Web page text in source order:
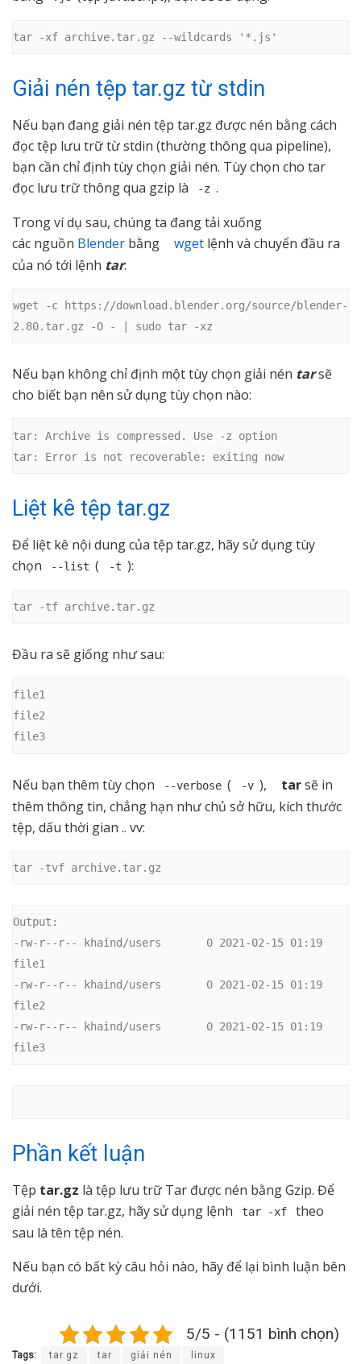
tar -xf archive.tar.gz --wildcards '*.js'
Giải nén tệp tar.gz từ stdin
Nếu bạn đang giải nén tệp tar.gz được nén bằng cách
đọc tệp lưu trữ từ stdin (thường thông qua pipeline),
bạn cần chỉ định tùy chọn giải nén. Tùy chọn cho tar
đọc lưu trữ thông qua gzip là
-z .
Trong ví dụ sau, chúng ta đang tải xuống
các nguồn Blender bằng wget lệnh và chuyển đầu ra
của nó tới lệnh tar:
wget -c https://download.blender.org/source/blender-
2.80.tar.gz -O - | sudo tar -xz
Nếu bạn không chỉ định một tùy chọn giải nén tarsẽ
cho biết bạn nên sử dụng tùy chọn nào:
tar: Archive is compressed. Use -z option
tar: Error is not recoverable: exiting now
Liệt kê tệp tar.gz
Để liệt kê nội dung của tệp tar.gz, hãy sử dụng tùy
chọn
--list ( -t ):
tar -tf archive.tar.gz
Đầu ra sẽ giống như sau:
file1
file2
file3
Nếu bạn thêm tùy chọn --verbose ( -v ), tarsẽ in
thêm thông tin, chẳng hạn như chủ sở hữu, kích thước
tệp, dấu thời gian .. vv:
tar -tvf archive.tar.gz
Output:
-rw-r--r-- khaind/users       0 2021-02-15 01:19
file1
-rw-r--r-- khaind/users       0 2021-02-15 01:19
file2
-rw-r--r-- khaind/users       0 2021-02-15 01:19
file3
Phần kết luận
Tệp tar.gz là tệp lưu trữ Tar được nén bằng Gzip. Để
giải nén tệp tar.gz, hãy sử dụng lệnh
tar -xf
theo
sau là tên tệp nén.
Nếu bạn có bất kỳ câu hỏi nào, hãy để lại bình luận bên
dưới.
5/5 - (1151 bình chọn)
Tags: tar.gz tar giải nén linux